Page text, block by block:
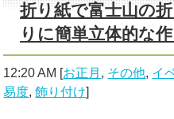
折り紙で富士山の
りに簡単立体的な
12:20 AM [お正月 , その他, イ
易度,飾り付け]